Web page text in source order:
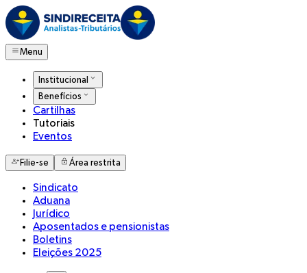
Menu
Institucional
Benefícios
Cartilhas
Tutoriais
Eventos
Filie-se Área restrita
Sindicato
Aduana
Jurídico
Aposentados e pensionistas
Boletins
Eleições 2025